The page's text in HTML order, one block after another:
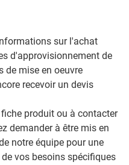
sur l'achat
d'approvisionnement de
de mise en oeuvre
recevoir un devis
produit ou à contacter
demander à être mis en
notre équipe pour une
vos besoins spécifiques